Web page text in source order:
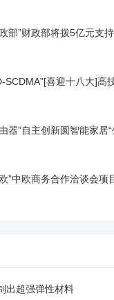
部”财政部将拨5亿元支
SCDMA”[喜迎十八大]高
器”自主创新圆智能家居“
”中欧商务合作洽谈会项
出超强弹性材料